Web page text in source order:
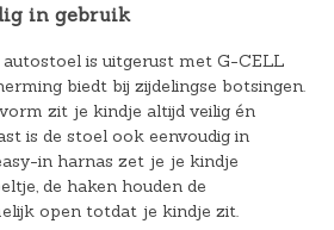
in gebruik
autostoel is uitgerust met G-CELL
biedt bij zijdelingse botsingen.
zit je kindje altijd veilig én
is de stoel ook eenvoudig in
in harnas zet je je kindje
de haken houden de
open totdat je kindje zit.